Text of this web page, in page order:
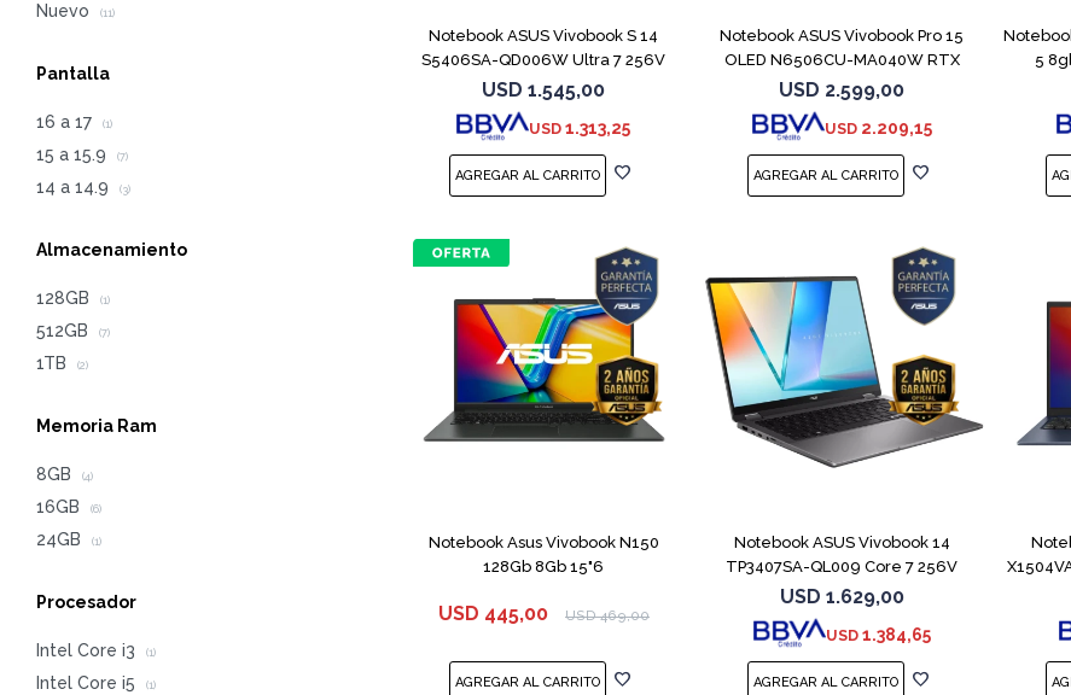
Notebook ASUS Vivobook S 14
S5406SA-QD006W Ultra 7 256V
1TB
USD 1.545,00
USD 1.313,25
Notebook ASUS Vivobook Pro 15
OLED N6506CU-MA040W RTX
4050
USD 2.599,00
USD 2.209,15
5
Notebook Asus Vivobook N150
128Gb 8Gb 15"6
USD 445,00 USD 469,00
Notebook ASUS Vivobook 14
TP3407SA-QL009 Core 7 256V
512GB
USD 1.629,00
USD 1.384,65
Nuevo (11)
Pantalla
16 a 17 (1)
15 a 15.9 (7)
14 a 14.9 (3)
Almacenamiento
128GB (1)
512GB (7)
1TB (2)
Memoria Ram
8GB (4)
16GB (6)
24GB (1)
Procesador
Intel Core i3 (1)
Intel Core i5 (1)